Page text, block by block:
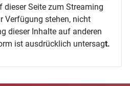
dieser Seite zum Streaming
Verfügung stehen, nicht
dieser Inhalte auf anderen
ist ausdrücklich untersagt.